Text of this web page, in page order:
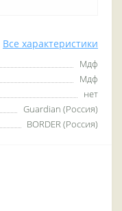
Все характеристики
Мдф
Мдф
нет
Guardian (Россия)
BORDER (Россия)